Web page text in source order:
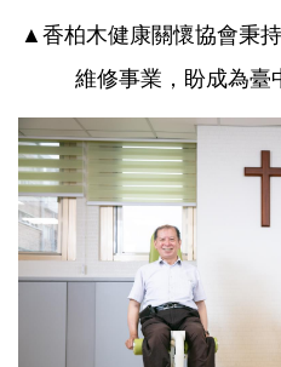
▲香柏木健康關懷協會秉
維修事業，盼成為臺